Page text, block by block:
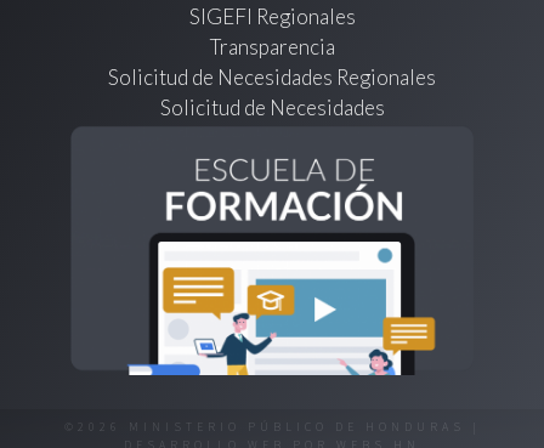
SIGEFI Regionales
Transparencia
Solicitud de Necesidades Regionales
Solicitud de Necesidades
©2026 MINISTERIO PÚBLICO DE HONDURAS |
DESARROLLO WEB POR
WEBS.HN